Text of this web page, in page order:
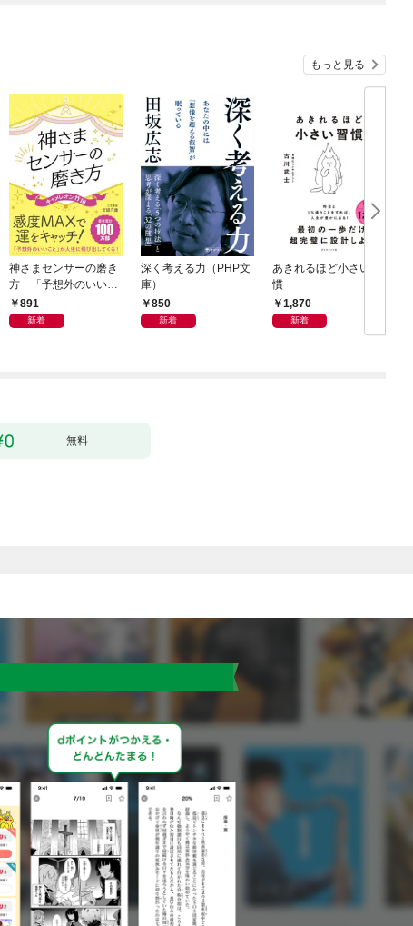
もっと見る
神さまセンサーの磨き
方 「予想外のいいこ
と」が人生に飛び出し
てくる！
891
新着
深く考える力（PHP文
庫）
850
新着
あきれるほど小さい習
慣
1,870
新着
無料